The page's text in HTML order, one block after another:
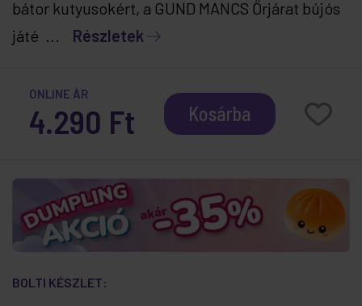
bátor kutyusokért, a GUND MANCS Őrjárat bújós
játé ... Részletek
ONLINE ÁR
4.290 Ft Kosárba
BOLTI KÉSZLET: